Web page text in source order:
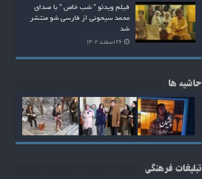
فیلم ویدئو ” شب خاص ” با صدای
محمد سیحونی از فارسی شو منتشر
شد
۲۶ اسفند ۱۴۰۲
حاشیه ها
تبلیغات فرهنگی